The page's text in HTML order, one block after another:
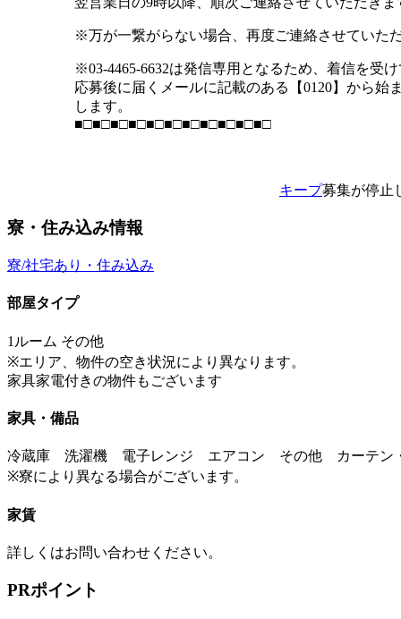
※万が一繋がらない場合、再度ご連絡させていた
※03-4465-6632は発信専用となるため、着信を受
応募後に届くメールに記載のある【0120】から始
します。
■□■□■□■□■□■□■□■□■□■□■□
キープ募集が停止
寮・住み込み情報
寮/社宅あり・住み込み
部屋タイプ
1ルーム その他
※エリア、物件の空き状況により異なります。
家具家電付きの物件もございます
家具・備品
冷蔵庫 洗濯機 電子レンジ エアコン その他 カーテン
※寮により異なる場合がございます。
家賃
詳しくはお問い合わせください。
PRポイント